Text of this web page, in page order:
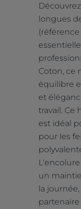
longues
Coton, ce
équilibre
et
travail. Ce
est idéal
pour les
un
la